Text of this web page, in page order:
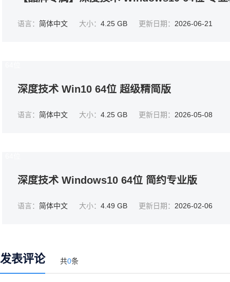
语言： 简体中文 大小： 4.25 GB 更新日期： 2026-06-21
深度技术 Win10 64位 超级精简版
语言： 简体中文 大小： 4.25 GB 更新日期： 2026-05-08
深度技术 Windows10 64位 简约专业版
语言： 简体中文 大小： 4.49 GB 更新日期： 2026-02-06
发表评论 共0条